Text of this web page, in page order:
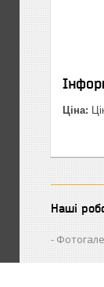
Ціна:
Наші